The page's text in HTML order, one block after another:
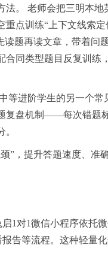
。 老师会把三明本
重点训练“上下文线索
题再读文章，带着
同类型题目反复训练
等进阶学生的另一个
复盘机制——每次错题
”，提升答题速度、准
1对1微信小程序依托
告等流程。这种轻量